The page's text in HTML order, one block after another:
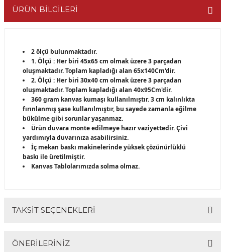
ÜRÜN BİLGİLERİ
2 ölçü bulunmaktadır.
1. Ölçü : Her biri 45x65 cm olmak üzere 3 parçadan
oluşmaktadır. Toplam kapladığı alan 65x140Cm'dir.
2. Ölçü : Her biri 30x40 cm olmak üzere 3 parçadan
oluşmaktadır. Toplam kapladığı alan 40x95Cm'dir.
360 gram kanvas kumaşı kullanılmıştır. 3 cm kalınlıkta
fırınlanmış şase kullanılmıştır, bu sayede zamanla eğilme
bükülme gibi sorunlar yaşanmaz.
Ürün duvara monte edilmeye hazır vaziyettedir. Çivi
yardımıyla duvarınıza asabilirsiniz.
İç mekan baskı makinelerinde yüksek çözünürlüklü
baskı ile üretilmiştir.
Kanvas Tablolarımızda solma olmaz.
TAKSİT SEÇENEKLERİ
ÖNERİLERİNİZ